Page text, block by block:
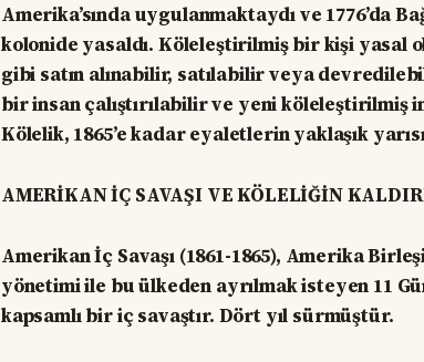
Amerika’sında uygulanmaktaydı ve 1776’da
kolonide yasaldı. Köleleştirilmiş bir kişi yasal
gibi satın alınabilir, satılabilir veya
bir insan çalıştırılabilir ve yeni
Kölelik, 1865’e kadar eyaletlerin yaklaşık
AMERİKAN İÇ SAVAŞI VE KÖLELİĞİN
Amerikan İç Savaşı (1861-1865), Amerika
yönetimi ile bu ülkeden ayrılmak isteyen 11
kapsamlı bir iç savaştır. Dört yıl sürmüştür.